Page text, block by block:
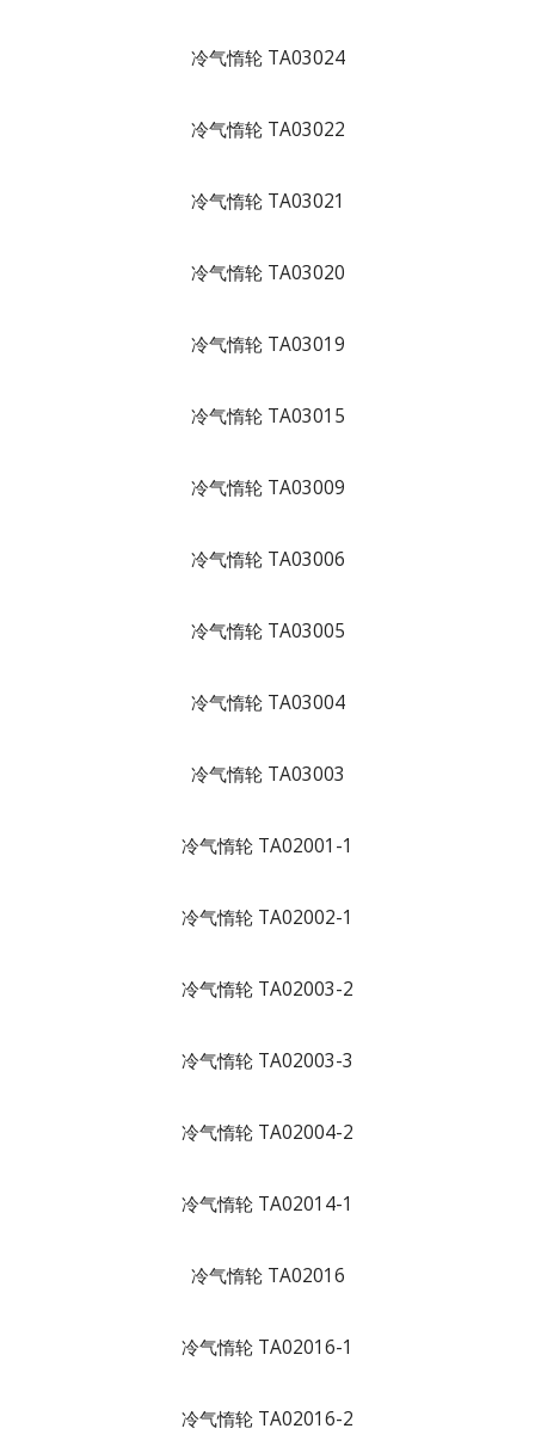
冷气惰轮 TA03024
冷气惰轮 TA03022
冷气惰轮 TA03021
冷气惰轮 TA03020
冷气惰轮 TA03019
冷气惰轮 TA03015
冷气惰轮 TA03009
冷气惰轮 TA03006
冷气惰轮 TA03005
冷气惰轮 TA03004
冷气惰轮 TA03003
冷气惰轮 TA02001-1
冷气惰轮 TA02002-1
冷气惰轮 TA02003-2
冷气惰轮 TA02003-3
冷气惰轮 TA02004-2
冷气惰轮 TA02014-1
冷气惰轮 TA02016
冷气惰轮 TA02016-1
冷气惰轮 TA02016-2